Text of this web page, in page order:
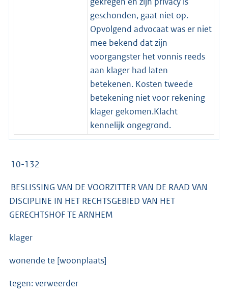
geschonden, gaat niet op.
Opvolgend advocaat was er niet
mee bekend dat zijn
voorgangster het vonnis reeds
aan klager had laten
betekenen. Kosten tweede
betekening niet voor rekening
klager gekomen.Klacht
kennelijk ongegrond.
10-132
BESLISSING VAN DE VOORZITTER VAN DE RAAD VAN
DISCIPLINE IN HET RECHTSGEBIED VAN HET
GERECHTSHOF TE ARNHEM
klager
wonende te [woonplaats]
tegen: verweerder